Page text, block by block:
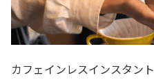
カフェインレスインスタン